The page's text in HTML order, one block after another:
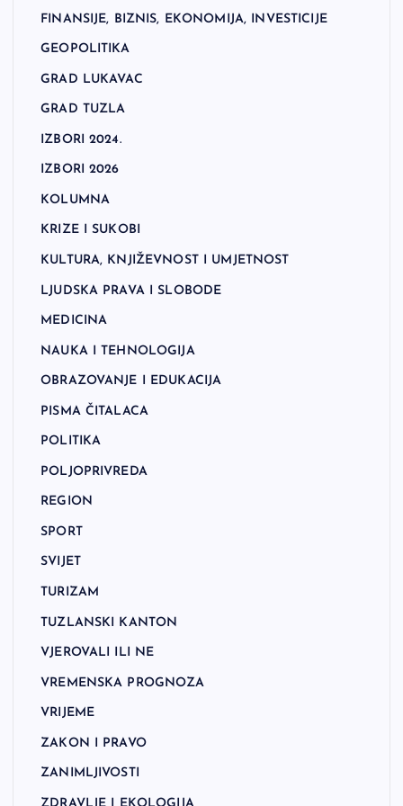
FINANSIJE, BIZNIS, EKONOMIJA, INVESTICIJE
GEOPOLITIKA
GRAD LUKAVAC
GRAD TUZLA
IZBORI 2024.
IZBORI 2026
KOLUMNA
KRIZE I SUKOBI
KULTURA, KNJIŽEVNOST I UMJETNOST
LJUDSKA PRAVA I SLOBODE
MEDICINA
NAUKA I TEHNOLOGIJA
OBRAZOVANJE I EDUKACIJA
PISMA ČITALACA
POLITIKA
POLJOPRIVREDA
REGION
SPORT
SVIJET
TURIZAM
TUZLANSKI KANTON
VJEROVALI ILI NE
VREMENSKA PROGNOZA
VRIJEME
ZAKON I PRAVO
ZANIMLJIVOSTI